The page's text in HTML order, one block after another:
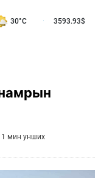
30°C 3593.93$
1 мин унших